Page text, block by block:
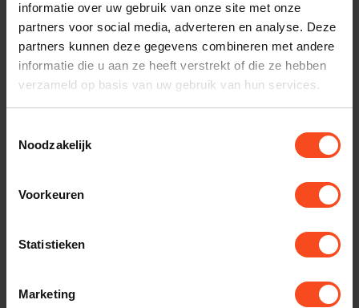
informatie over uw gebruik van onze site met onze
partners voor social media, adverteren en analyse. Deze
partners kunnen deze gegevens combineren met andere
informatie die u aan ze heeft verstrekt of die ze hebben
verzameld op basis van uw gebruik van hun services.
Noodzakelijk
Voorkeuren
Statistieken
Marketing
Reviews
Specificaties
Gerelateerde producten
€1.999,00
€1.799,00
Op voorraad
€2.298,00